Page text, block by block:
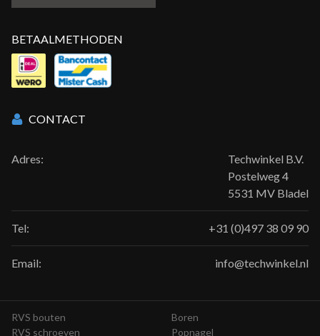
BETAALMETHODEN
CONTACT
Adres:
Techwinkel B.V.
Postelweg 4
5531 MV Bladel
Tel: +31 (0)497 38 09 90
Email: info@techwinkel.nl
RVS bouten
RVS schroeven
Boren
Popnagel